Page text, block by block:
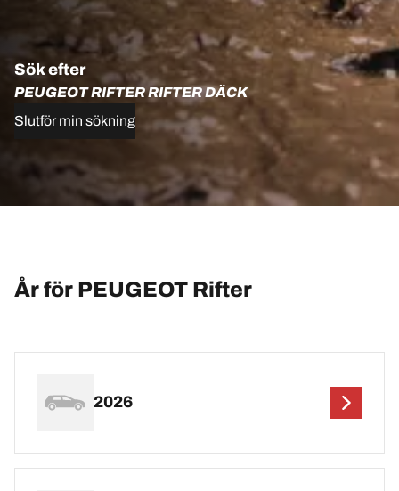
Sök efter
PEUGEOT RIFTER RIFTER DÄCK
Slutför min sökning
År för PEUGEOT Rifter
2026